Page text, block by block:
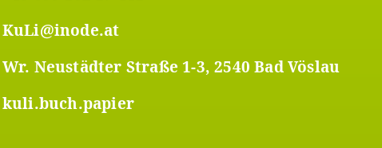
KuLi@inode.at
Wr. Neustädter Straße 1-3, 2540 Bad Vöslau
kuli.buch.papier